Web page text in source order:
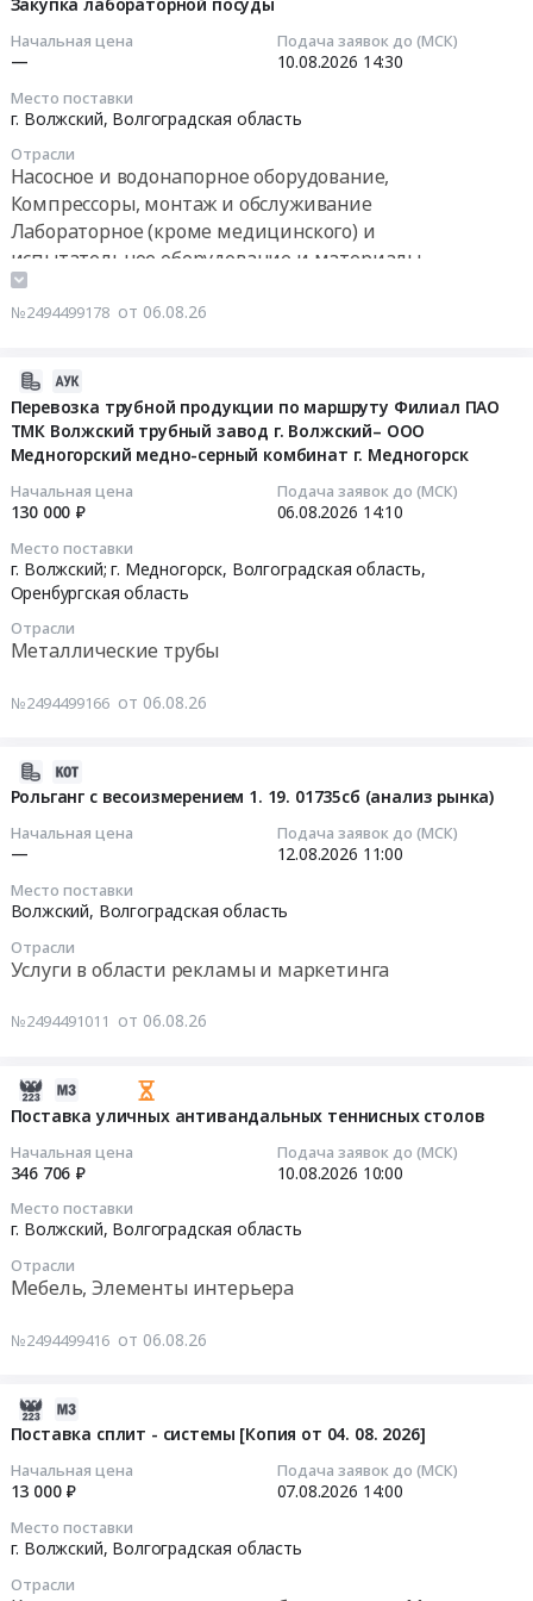
3
30486).
2
60R-
2
Начальная цена
—
Подача заявок до (МСК)
10.08.2026 14:30
Место поставки
г. Волжский, Волгоградская область
Отрасли
Насосное и водонапорное оборудование,
Компрессоры, монтаж и обслуживание
Лабораторное (кроме медицинского) и
испытательное оборудование и материалы,
обслуживание и монтаж
№2494499178 от 06.08.26
Перевозка трубной продукции по маршруту Филиал ПАО
ТМК Волжский трубный завод г. Волжский– ООО
Медногорский медно-серный комбинат г. Медногорск
Начальная цена
130 000 ₽
Подача заявок до (МСК)
06.08.2026 14:10
Место поставки
г. Волжский; г. Медногорск, Волгоградская область,
Оренбургская область
Отрасли
Металлические трубы
№2494499166 от 06.08.26
Рольганг с весоизмерением 1. 19. 01735сб (анализ рынка)
Начальная цена
—
Подача заявок до (МСК)
12.08.2026 11:00
Место поставки
Волжский, Волгоградская область
Отрасли
Услуги в области рекламы и маркетинга
№2494491011 от 06.08.26
Поставка уличных антивандальных теннисных столов
Начальная цена
346 706 ₽
Подача заявок до (МСК)
10.08.2026 10:00
Место поставки
г. Волжский, Волгоградская область
Отрасли
Мебель, Элементы интерьера
№2494499416 от 06.08.26
Поставка сплит - системы [Копия от 04. 08. 2026]
Начальная цена
13 000 ₽
Подача заявок до (МСК)
07.08.2026 14:00
Место поставки
г. Волжский, Волгоградская область
Отрасли